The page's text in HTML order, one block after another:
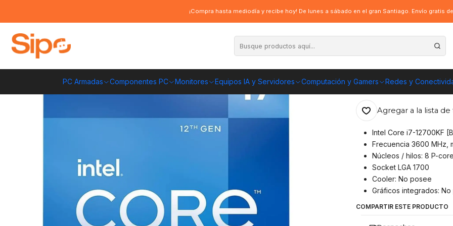
PC Armadas Componentes PC Monitores Equipos IA y Servidores Computación y Gamers Redes y
¡Compra hasta mediodía y recibe hoy! De lunes a sábado en el gran Santiago. Envío gratis
Procesador Intel Core i7-12700KF, 12º Gen 3.6GHz (Hasta 5GHz), Socket LGA1700, s
Procesador
(Hasta 5GHz),
ENVÍO GRATIS A
Agregar a la lista de
Intel Core i7-12700KF
Frecuencia 3600 MHz,
Núcleos / hilos: 8 P-
Socket LGA 1700
Cooler: No posee
Gráficos integrados:
COMPARTIR ESTE PRODUCTO